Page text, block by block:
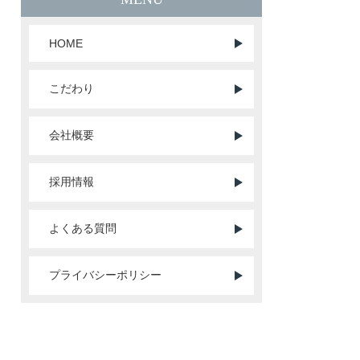
HOME
こだわり
会社概要
採用情報
よくある質問
プライバシーポリシー